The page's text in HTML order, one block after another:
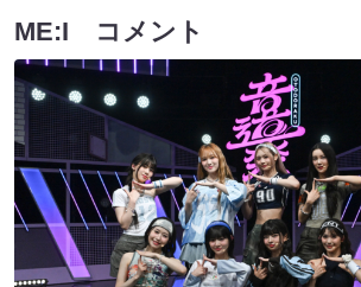
ME:I コメント